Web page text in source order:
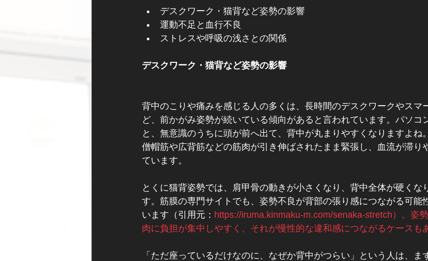
デスクワーク・猫背など姿勢の影響
運動不足と血行不良
ストレスや呼吸の浅さとの関係
デスクワーク・猫背など姿勢の影響
背中のこりや痛みを感じる人の多くは、長時間のデスクワークやスマ
ど、前かがみ姿勢が続いている傾向があると言われています。パソコ
と、無意識のうちに頭が前へ出て、背中が丸まりやすくなりますよね
僧帽筋や広背筋などの筋肉が引き伸ばされたまま緊張し、血流が滞り
ています。
とくに猫背姿勢では、肩甲骨の動きが小さくなり、背中全体が硬くな
す。筋膜の専門サイトでも、姿勢不良が背部の張り感につながる可能
います（引用元： https://iruma.kinmaku-m.com/senaka-stretch）。姿
肉に負担が集中しやすく、それが慢性的な違和感につながるケースも
「ただ座っているだけなのに、なぜか背中がつらい」という人は、ま